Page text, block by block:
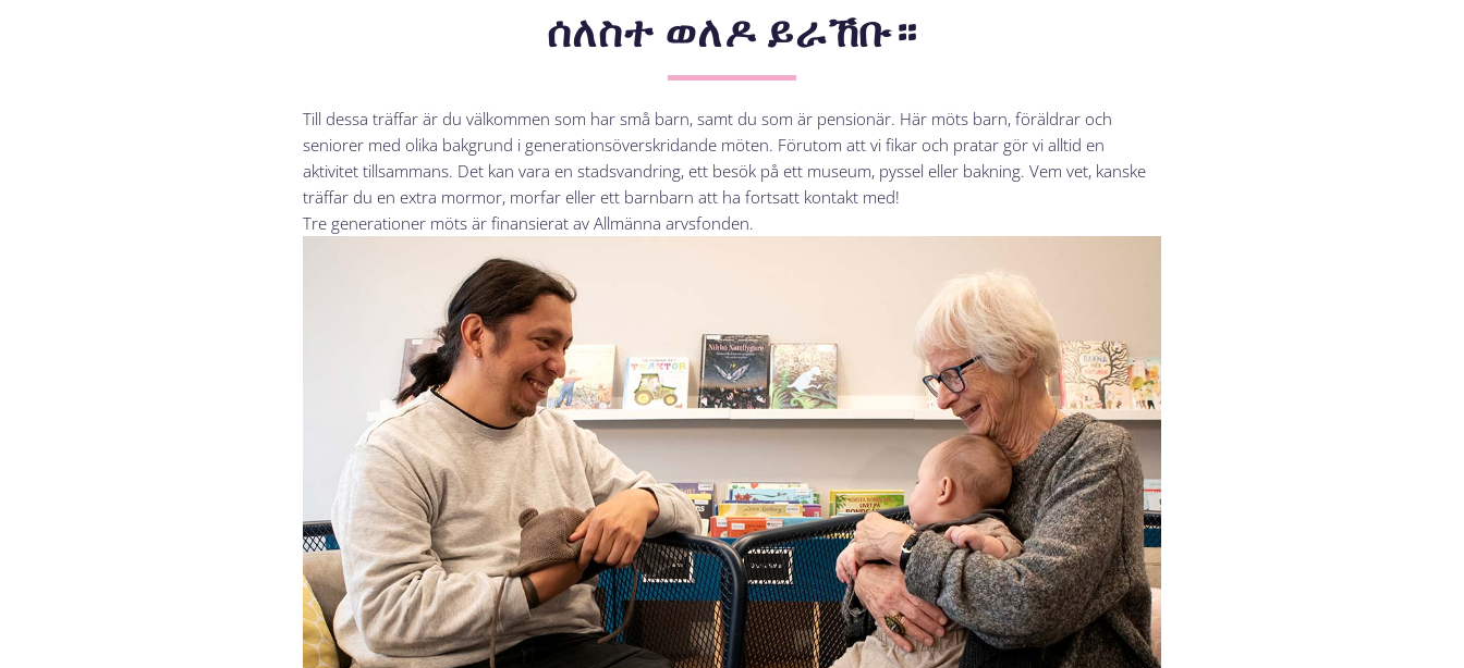
ሰለስተ ወለዶ ይራኸቡ።
Till dessa träffar är du välkommen som har små barn, samt du som är pensionär. Här möts barn, föräldrar och
seniorer med olika bakgrund i generationsöverskridande möten. Förutom att vi fikar och pratar gör vi alltid en
aktivitet tillsammans. Det kan vara en stadsvandring, ett besök på ett museum, pyssel eller bakning. Vem vet, kanske
träffar du en extra mormor, morfar eller ett barnbarn att ha fortsatt kontakt med!
Tre generationer möts är finansierat av Allmänna arvsfonden.